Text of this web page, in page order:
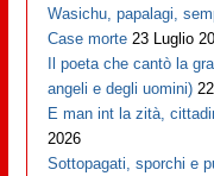
Wasichu, papalagi,
Case morte 23 Luglio
Il poeta che cantò la
angeli e degli uomini)
E man int la zità,
2026
Sottopagati, sporchi e